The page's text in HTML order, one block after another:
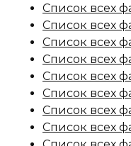
Список всех
Список всех
Список всех
Список всех
Список всех
Список всех
Список всех
Список всех